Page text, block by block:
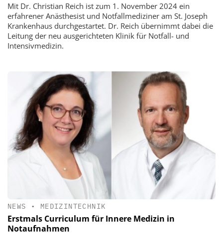
Mit Dr. Christian Reich ist zum 1. November 2024 ein
erfahrener Anästhesist und Notfallmediziner am St. Joseph
Krankenhaus durchgestartet. Dr. Reich übernimmt dabei die
Leitung der neu ausgerichteten Klinik für Notfall- und
Intensivmedizin.
NEWS • MEDIZINTECHNIK
Erstmals Curriculum für Innere Medizin in
Notaufnahmen